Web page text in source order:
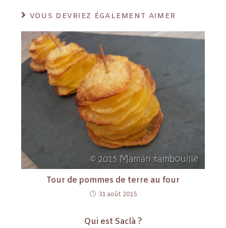
VOUS DEVRIEZ ÉGALEMENT AIMER
Tour de pommes de terre au four
31 août 2015
Qui est Saclà ?